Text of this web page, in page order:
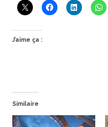
J’aime ça :
Similaire